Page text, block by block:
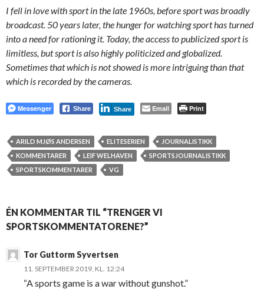
I fell in love with sport in the late 1960s, before sport was broadly
broadcast. 50 years later, the hunger for watching sport has turned
into a need for rationing it. Today, the access to publicized sport is
limitless, but sport is also highly politicized and globalized.
Sometimes that which is not showed is more intriguing than that
which is recorded by the cameras.
Messenger Share Share Email Print
ARILD MJØS ANDERSEN ELITESERIEN
JOURNALISTIKK
KOMMENTARER
LEIF WELHAVEN
SPORTSJOURNALISTIKK
SPORTSKOMMENTARER
VG
ÉN KOMMENTAR TIL “TRENGER VI
SPORTSKOMMENTATORENE?”
Tor Guttorm Syvertsen
11. SEPTEMBER 2019, KL. 12:24
“A sports game is a war without gunshot.”